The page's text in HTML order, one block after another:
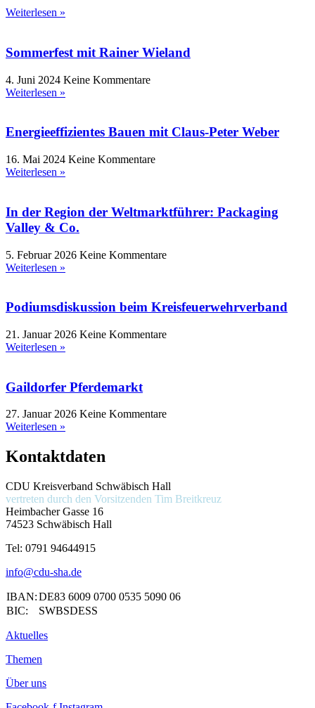
Weiterlesen »
Sommerfest mit Rainer Wieland
4. Juni 2024 Keine Kommentare
Weiterlesen »
Energieeffizientes Bauen mit Claus-Peter Weber
16. Mai 2024 Keine Kommentare
Weiterlesen »
In der Region der Weltmarktführer: Packaging
Valley & Co.
5. Februar 2026 Keine Kommentare
Weiterlesen »
Podiumsdiskussion beim Kreisfeuerwehrverband
21. Januar 2026 Keine Kommentare
Weiterlesen »
Gaildorfer Pferdemarkt
27. Januar 2026 Keine Kommentare
Weiterlesen »
Kontaktdaten
CDU Kreisverband Schwäbisch Hall
vertreten durch den Vorsitzenden Tim Breitkreuz
Heimbacher Gasse 16
74523 Schwäbisch Hall
Tel: 0791 94644915
info@cdu-sha.de
IBAN:DE83 6009 0700 0535 5090 06
BIC:
SWBSDESS
Aktuelles
Themen
Über uns